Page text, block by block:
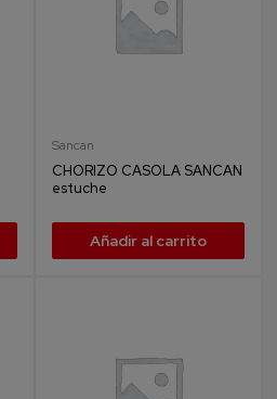
Sancan
CHORIZO CASOLA SANCAN
estuche
Añadir al carrito